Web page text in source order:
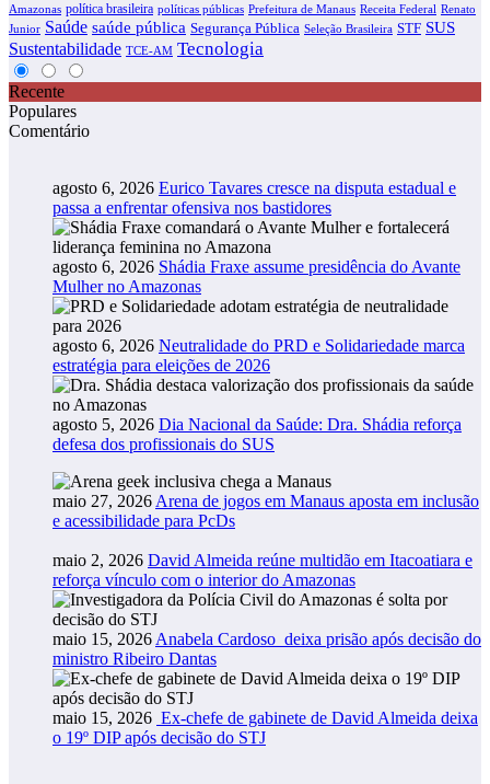
Amazonas política brasileira políticas públicas Prefeitura de Manaus Receita Federal Renato
Junior Saúde saúde pública Segurança Pública Seleção Brasileira STF SUS
Sustentabilidade TCE-AM Tecnologia
Recente
Populares
Comentário
agosto 6, 2026 Eurico Tavares cresce na disputa estadual e
passa a enfrentar ofensiva nos bastidores
agosto 6, 2026 Shádia Fraxe assume presidência do Avante
Mulher no Amazonas
agosto 6, 2026 Neutralidade do PRD e Solidariedade marca
estratégia para eleições de 2026
agosto 5, 2026 Dia Nacional da Saúde: Dra. Shádia reforça
defesa dos profissionais do SUS
maio 27, 2026 Arena de jogos em Manaus aposta em inclusão
e acessibilidade para PcDs
maio 2, 2026 David Almeida reúne multidão em Itacoatiara e
reforça vínculo com o interior do Amazonas
maio 15, 2026 Anabela Cardoso deixa prisão após decisão do
ministro Ribeiro Dantas
maio 15, 2026 Ex-chefe de gabinete de David Almeida deixa
o 19º DIP após decisão do STJ